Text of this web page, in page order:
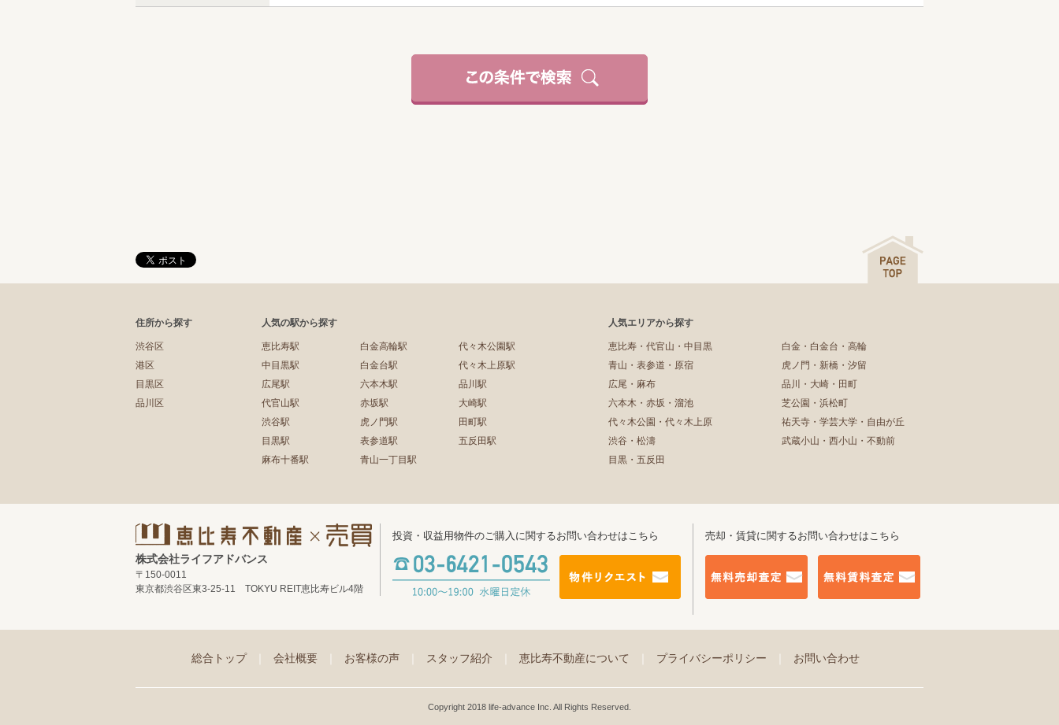
住所から探す
渋谷区
港区
目黒区
品川区
人気の駅から探す
恵比寿駅
中目黒駅
広尾駅
代官山駅
渋谷駅
目黒駅
麻布十番駅
白金高輪駅
白金台駅
六本木駅
赤坂駅
虎ノ門駅
表参道駅
青山一丁目駅
代々木公園駅
代々木上原駅
品川駅
大崎駅
田町駅
五反田駅
人気エリアから探す
恵比寿・代官山・中目黒
青山・表参道・原宿
広尾・麻布
六本木・赤坂・溜池
代々木公園・代々木上原
渋谷・松濤
目黒・五反田
白金・白金台・高輪
虎ノ門・新橋・汐留
品川・大崎・田町
芝公園・浜松町
祐天寺・学芸大学・自由が丘
武蔵小山・西小山・不動前
株式会社ライフアドバンス
〒150-0011
東京都渋谷区東3-25-11 TOKYU REIT恵比寿ビル4階
投資・収益用物件のご購入に関するお問い合わせはこちら 売却・賃貸に関するお問い合わせはこちら
総合トップ 会社概要 お客様の声 スタッフ紹介 恵比寿不動産について プライバシーポリシー お問い合わせ
Copyright 2018 life-advance Inc. All Rights Reserved.